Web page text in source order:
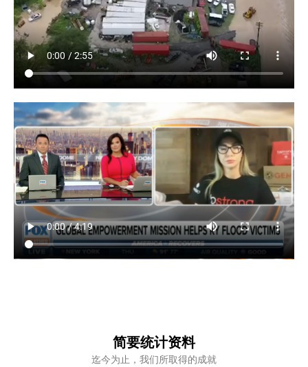
简要统计资料
迄今为止，我们所取得的成就